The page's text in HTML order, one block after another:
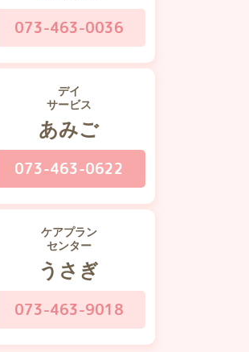
073-463-0036
デイ
サービス
あみご
073-463-0622
ケアプラン
センター
うさぎ
073-463-9018